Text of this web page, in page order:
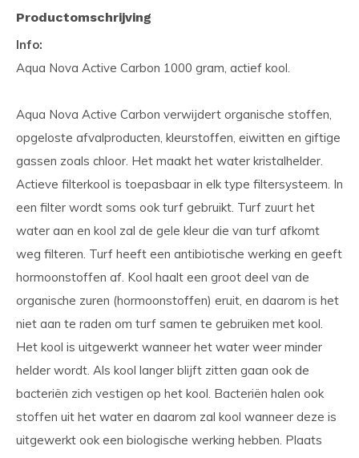
Productomschrijving
Info:
Aqua Nova Active Carbon 1000 gram, actief kool.
Aqua Nova Active Carbon verwijdert organische stoffen,
opgeloste afvalproducten, kleurstoffen, eiwitten en giftige
gassen zoals chloor. Het maakt het water kristalhelder.
Actieve filterkool is toepasbaar in elk type filtersysteem. In
een filter wordt soms ook turf gebruikt. Turf zuurt het
water aan en kool zal de gele kleur die van turf afkomt
weg filteren. Turf heeft een antibiotische werking en geeft
hormoonstoffen af. Kool haalt een groot deel van de
organische zuren (hormoonstoffen) eruit, en daarom is het
niet aan te raden om turf samen te gebruiken met kool.
Het kool is uitgewerkt wanneer het water weer minder
helder wordt. Als kool langer blijft zitten gaan ook de
bacteriën zich vestigen op het kool. Bacteriën halen ook
stoffen uit het water en daarom zal kool wanneer deze is
uitgewerkt ook een biologische werking hebben. Plaats